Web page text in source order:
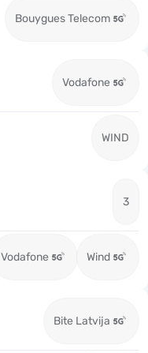
Bouygues Telecom
Vodafone
WIND
3
Vodafone Wind
Bite Latvija